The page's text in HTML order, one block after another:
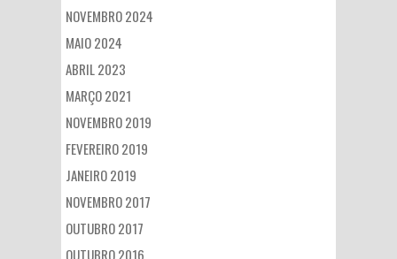
NOVEMBRO 2024
MAIO 2024
ABRIL 2023
MARÇO 2021
NOVEMBRO 2019
FEVEREIRO 2019
JANEIRO 2019
NOVEMBRO 2017
OUTUBRO 2017
OUTUBRO 2016